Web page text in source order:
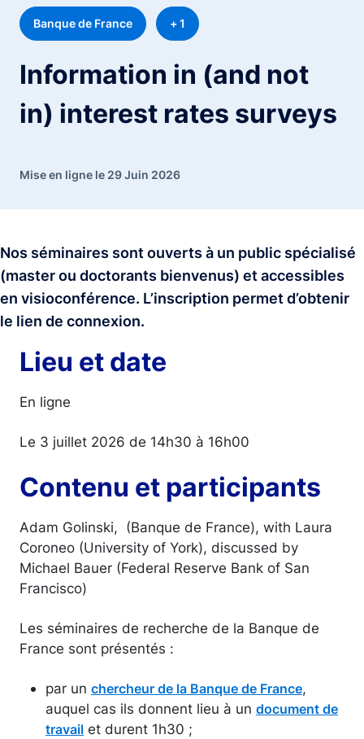
Banque de France + 1
Information in (and not
in) interest rates surveys
Mise en ligne le 29 Juin 2026
Nos séminaires sont ouverts à un public spécialisé
(master ou doctorants bienvenus) et accessibles
en visioconférence. L’inscription permet d’obtenir
le lien de connexion.
Lieu et date
En ligne
Le 3 juillet 2026 de 14h30 à 16h00
Contenu et participants
Adam Golinski, (Banque de France), with Laura
Coroneo (University of York), discussed by
Michael Bauer (Federal Reserve Bank of San
Francisco)
Les séminaires de recherche de la Banque de
France sont présentés :
par un chercheur de la Banque de France,
auquel cas ils donnent lieu à un document de
travail et durent 1h30 ;